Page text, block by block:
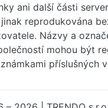
ani další části
reprodukována
Názvy a
mohou být
příslušných